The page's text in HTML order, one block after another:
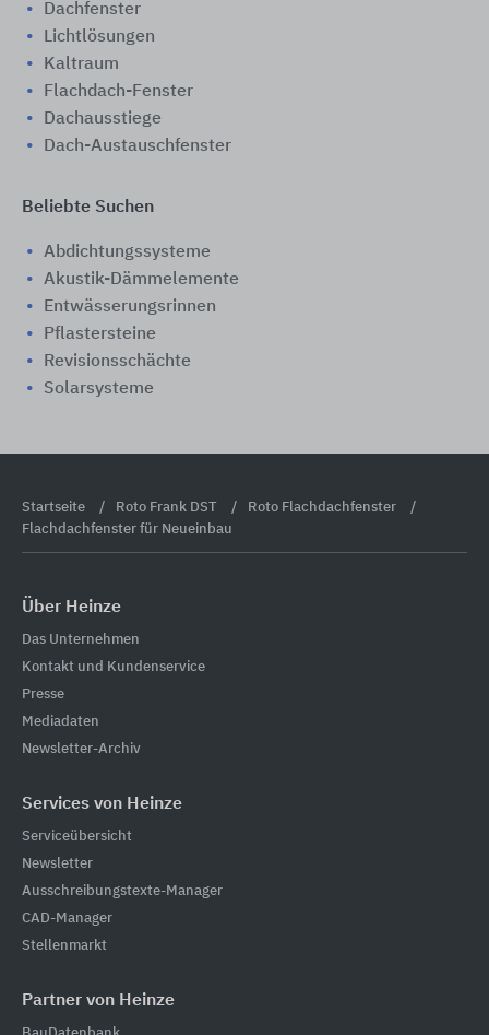
Dachfenster
Lichtlösungen
Kaltraum
Flachdach-Fenster
Dachausstiege
Dach-Austauschfenster
Beliebte Suchen
Abdichtungssysteme
Akustik-Dämmelemente
Entwässerungsrinnen
Pflastersteine
Revisionsschächte
Solarsysteme
Startseite Roto Frank DST
Roto Flachdachfenster
Flachdachfenster für Neueinbau
Über Heinze
Das Unternehmen
Kontakt und Kundenservice
Presse
Mediadaten
Newsletter-Archiv
Services von Heinze
Serviceübersicht
Newsletter
Ausschreibungstexte-Manager
CAD-Manager
Stellenmarkt
Partner von Heinze